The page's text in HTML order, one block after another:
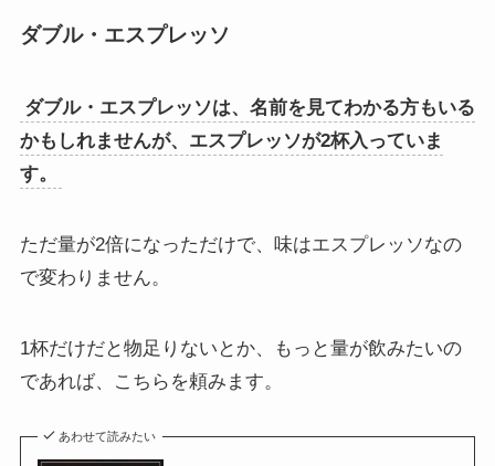
ダブル・エスプレッソ
ダブル・エスプレッソは、名前を見てわかる方もいる
かもしれませんが、エスプレッソが2杯入っていま
す。
ただ量が2倍になっただけで、味はエスプレッソなの
で変わりません。
1杯だけだと物足りないとか、もっと量が飲みたいの
であれば、こちらを頼みます。
あわせて読みたい